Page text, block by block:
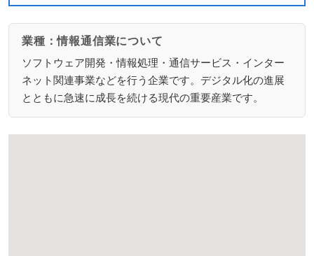
業種：情報通信業について
ソフトウェア開発・情報処理・通信サービス・インター
ネット関連事業などを行う企業です。デジタル化の進展
とともに急速に成長を続ける現代の重要産業です。